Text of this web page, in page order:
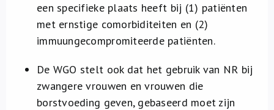
een specifieke plaats heeft bij (1) patiënten
met ernstige comorbiditeiten en (2)
immuungecompromiteerde patiënten.
De WGO stelt ook dat het gebruik van NR bij
zwangere vrouwen en vrouwen die
borstvoeding geven, gebaseerd moet zijn